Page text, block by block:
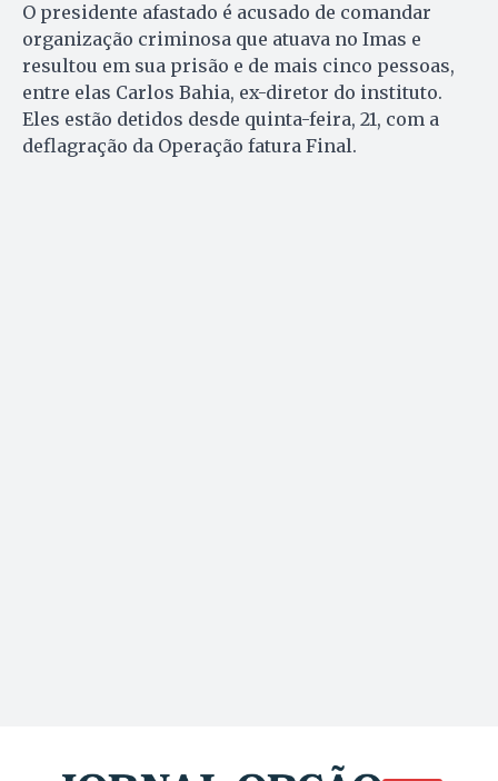
O presidente afastado é acusado de comandar
organização criminosa que atuava no Imas e
resultou em sua prisão e de mais cinco pessoas,
entre elas Carlos Bahia, ex-diretor do instituto.
Eles estão detidos desde quinta-feira, 21, com a
deflagração da Operação fatura Final.